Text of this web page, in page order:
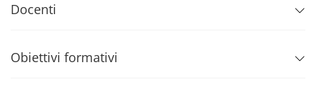
Docenti
Obiettivi formativi